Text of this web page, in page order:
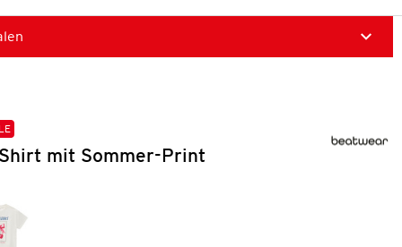
mit Sommer-Print